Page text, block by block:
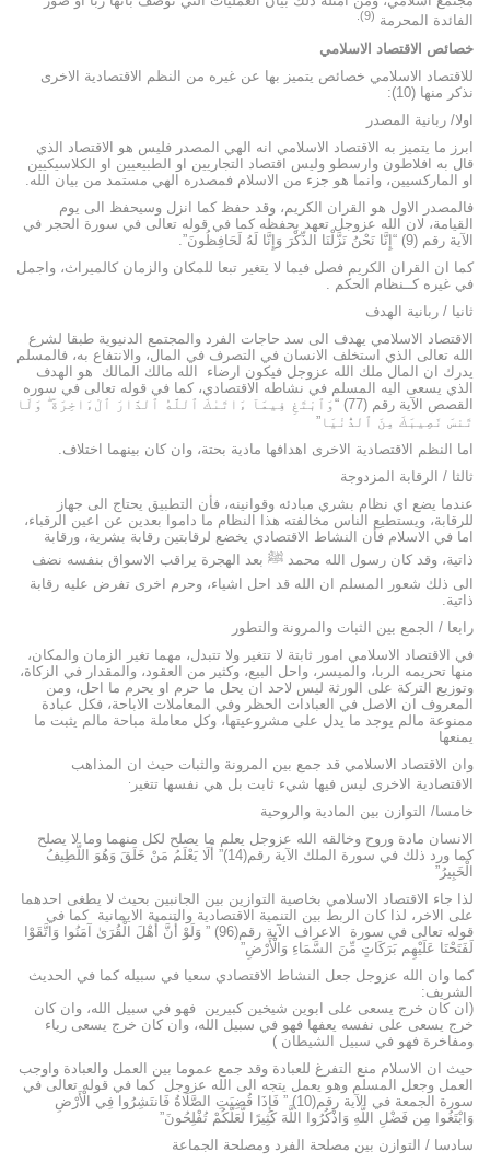
الفائدة المحرمة (9).
خصائص الاقتصاد الاسلامي
للاقتصاد الاسلامي خصائص يتميز بها عن غيره من النظم الاقتصادية الاخرى
نذكر منها (10):
اولا/ ربانية المصدر
ابرز ما يتميز به الاقتصاد الاسلامي انه الهي المصدر فليس هو الاقتصاد الذي
قال به افلاطون وارسطو وليس اقتصاد التجاريين او الطبيعيين او الكلاسيكيين
او الماركسيين، وانما هو جزء من الاسلام فمصدره الهي مستمد من بيان الله.
فالمصدر الاول هو القران الكريم، وقد حفظ كما انزل وسيحفظ الى يوم
القيامة، لان الله عزوجل تعهد بحفظه كما في قوله تعالى في سورة الحجر في
الآية رقم (9) “إِنَّا نَحْنُ نَزَّلْنَا الذِّكْرَ وَإِنَّا لَهُ لَحَافِظُونَ”.
كما ان القران الكريم فصل فيما لا يتغير تبعا للمكان والزمان كالميراث، واجمل
في غيره كــنظام الحكم .
ثانيا / ربانية الهدف
الاقتصاد الاسلامي يهدف الى سد حاجات الفرد والمجتمع الدنيوية طبقا لشرع
الله تعالى الذي استخلف الانسان في التصرف في المال، والانتفاع به، فالمسلم
يدرك ان المال ملك الله عزوجل فيكون ارضاء الله مالك المالك هو الهدف
الذي يسعى اليه المسلم في نشاطه الاقتصادي، كما في قوله تعالى في سوره
القصص الآية رقم (77) “وَٱبْتَغِ فِيمَآ ءَاتَىٰكَ ٱللَّهُ ٱلدَّارَ ٱلْءَاخِرَةَ ۖ وَلَا
تَنسَ نَصِيبَكَ مِنَ ٱلدُّنْيَا”
اما النظم الاقتصادية الاخرى اهدافها مادية بحتة، وان كان بينهما اختلاف.
ثالثا / الرقابة المزدوجة
عندما يضع اي نظام بشري مبادئه وقوانينه، فأن التطبيق يحتاج الى جهاز
للرقابة، ويستطيع الناس مخالفته هذا النظام ما داموا بعدين عن اعين الرقباء،
اما في الاسلام فأن النشاط الاقتصادي يخضع لرقابتين رقابة بشرية، ورقابة
ذاتية، وقد كان رسول الله محمد ﷺ بعد الهجرة يراقب الاسواق بنفسه نضف
الى ذلك شعور المسلم ان الله قد احل اشياء، وحرم اخرى تفرض عليه رقابة
ذاتية.
رابعا / الجمع بين الثبات والمرونة والتطور
في الاقتصاد الاسلامي امور ثابتة لا تتغير ولا تتبدل، مهما تغير الزمان والمكان،
منها تحريمه الربا، والميسر، واحل البيع، وكثير من العقود، والمقدار في الزكاة،
وتوزيع التركة على الورثة ليس لاحد ان يحل ما حرم او يحرم ما احل، ومن
المعروف ان الاصل في العبادات الحظر وفي المعاملات الاباحة، فكل عبادة
ممنوعة مالم يوجد ما يدل على مشروعيتها، وكل معاملة مباحة مالم يثبت ما
يمنعها
وان الاقتصاد الاسلامي قد جمع بين المرونة والثبات حيث ان المذاهب
الاقتصادية الاخرى ليس فيها شيء ثابت بل هي نفسها تتغير
خامسا/ التوازن بين المادية والروحية
الانسان مادة وروح وخالقه الله عزوجل يعلم ما يصلح لكل منهما وما لا يصلح
كما ورد ذلك في سورة الملك الآية رقم(14)” أَلَا يَعْلَمُ مَنْ خَلَقَ وَهُوَ اللَّطِيفُ
الْخَبِيرُ”
لذا جاء الاقتصاد الاسلامي بخاصية التوازين بين الجانبين بحيث لا يطغى احدهما
على الاخر، لذا كان الربط بين التنمية الاقتصادية والتنمية الايمانية كما في
قوله تعالى في سورة الاعراف الآية رقم(96) ” وَلَوْ أَنَّ أَهْلَ الْقُرَىٰ آمَنُوا وَاتَّقَوْا
لَفَتَحْنَا عَلَيْهِم بَرَكَاتٍ مِّنَ السَّمَاءِ وَالْأَرْضِ”
كما وان الله عزوجل جعل النشاط الاقتصادي سعيا في سبيله كما في الحديث
الشريف:
(ان كان خرج يسعى على ابوين شيخين كبيرين فهو في سبيل الله، وان كان
خرج يسعى على نفسه يعفها فهو في سبيل الله، وان كان خرج يسعى رياء
ومفاخرة فهو في سبيل الشيطان )
حيث ان الاسلام منع التفرغ للعبادة وقد جمع عموما بين العمل والعبادة واوجب
العمل وجعل المسلم وهو يعمل يتجه الى الله عزوجل كما في قوله تعالى في
سورة الجمعة في الآية رقم(10) ” فَإِذَا قُضِيَتِ الصَّلَاةُ فَانتَشِرُوا فِي الْأَرْضِ
وَابْتَغُوا مِن فَضْلِ اللَّهِ وَاذْكُرُوا اللَّهَ كَثِيرًا لَّعَلَّكُمْ تُفْلِحُونَ”
سادسا / التوازن بين مصلحة الفرد ومصلحة الجماعة